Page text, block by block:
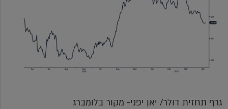
גרף תחזית דולר/ יאן יפני- מקור בלומברג